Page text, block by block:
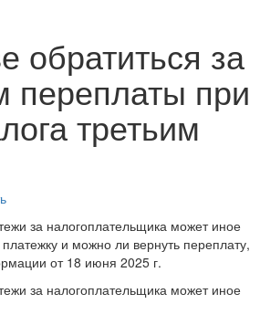
обратиться за
переплаты при
третьим
за налогоплательщика может иное
и можно ли вернуть переплату,
от 18 июня 2025 г.
за налогоплательщика может иное